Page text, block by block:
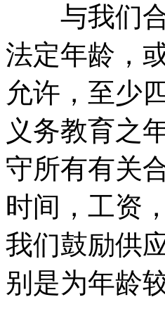
与我们合
法定年龄，
允许，至少
义务教育之
守所有有关
时间，工资
我们鼓励供
别是为年龄